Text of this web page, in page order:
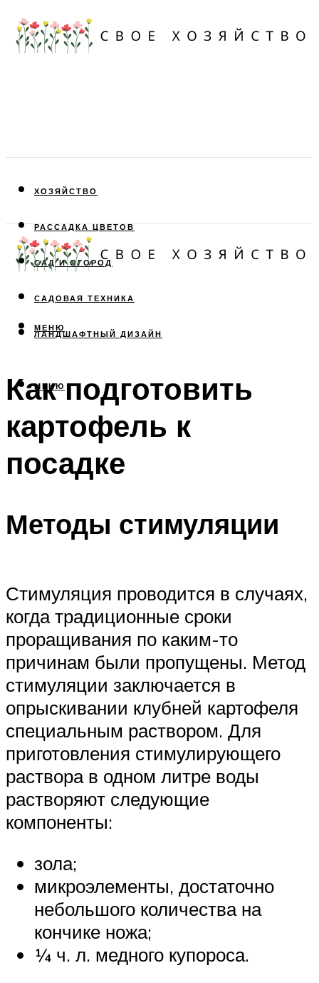
ХОЗЯЙСТВО
РАССАДКА ЦВЕТОВ
САД И ОГОРОД
САДОВАЯ ТЕХНИКА
ЛАНДШАФТНЫЙ ДИЗАЙН
МЕНЮ
МЕНЮ
Как подготовить
картофель к
посадке
Методы стимуляции
Стимуляция проводится в случаях,
когда традиционные сроки
проращивания по каким-то
причинам были пропущены. Метод
стимуляции заключается в
опрыскивании клубней картофеля
специальным раствором. Для
приготовления стимулирующего
раствора в одном литре воды
растворяют следующие
компоненты:
зола;
микроэлементы, достаточно
небольшого количества на
кончике ножа;
¼ ч. л. медного купороса.